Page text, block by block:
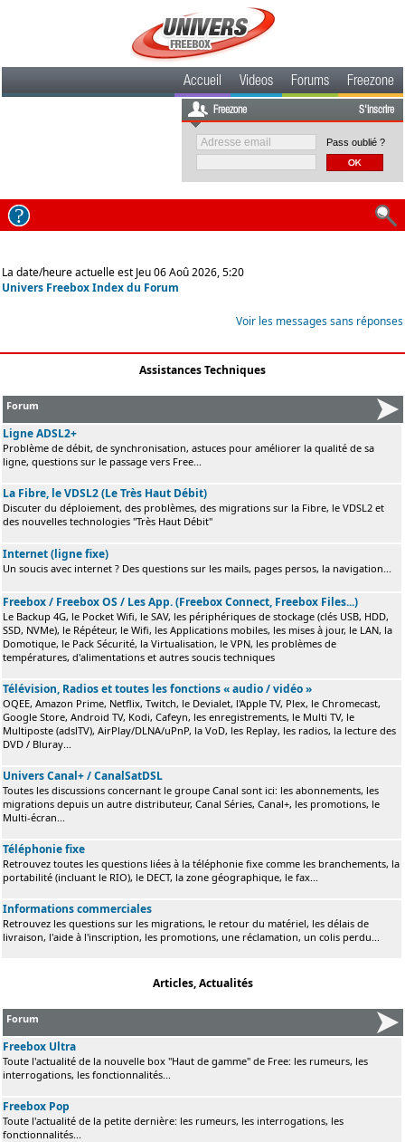
Accueil Videos Forums Freezone
Freezone S'inscrire
Pass oublié ?
La date/heure actuelle est Jeu 06 Aoû 2026, 5:20
Univers Freebox Index du Forum
Voir les messages sans réponses
Assistances Techniques
Forum
Ligne ADSL2+
Problème de débit, de synchronisation, astuces pour améliorer la qualité de sa
ligne, questions sur le passage vers Free...
La Fibre, le VDSL2 (Le Très Haut Débit)
Discuter du déploiement, des problèmes, des migrations sur la Fibre, le VDSL2 et
des nouvelles technologies "Très Haut Débit"
Internet (ligne fixe)
Un soucis avec internet ? Des questions sur les mails, pages persos, la navigation...
Freebox / Freebox OS / Les App. (Freebox Connect, Freebox Files...)
Le Backup 4G, le Pocket Wifi, le SAV, les périphériques de stockage (clés USB, HDD,
SSD, NVMe), le Répéteur, le Wifi, les Applications mobiles, les mises à jour, le LAN, la
Domotique, le Pack Sécurité, la Virtualisation, le VPN, les problèmes de
températures, d'alimentations et autres soucis techniques
Télévision, Radios et toutes les fonctions « audio / vidéo »
OQEE, Amazon Prime, Netflix, Twitch, le Devialet, l'Apple TV, Plex, le Chromecast,
Google Store, Android TV, Kodi, Cafeyn, les enregistrements, le Multi TV, le
Multiposte (adslTV), AirPlay/DLNA/uPnP, la VoD, les Replay, les radios, la lecture des
DVD / Bluray...
Univers Canal+ / CanalSatDSL
Toutes les discussions concernant le groupe Canal sont ici: les abonnements, les
migrations depuis un autre distributeur, Canal Séries, Canal+, les promotions, le
Multi-écran...
Téléphonie fixe
Retrouvez toutes les questions liées à la téléphonie fixe comme les branchements, la
portabilité (incluant le RIO), le DECT, la zone géographique, le fax...
Informations commerciales
Retrouvez les questions sur les migrations, le retour du matériel, les délais de
livraison, l'aide à l'inscription, les promotions, une réclamation, un colis perdu...
Articles, Actualités
Forum
Freebox Ultra
Toute l'actualité de la nouvelle box "Haut de gamme" de Free: les rumeurs, les
interrogations, les fonctionnalités...
Freebox Pop
Toute l'actualité de la petite dernière: les rumeurs, les interrogations, les
fonctionnalités...